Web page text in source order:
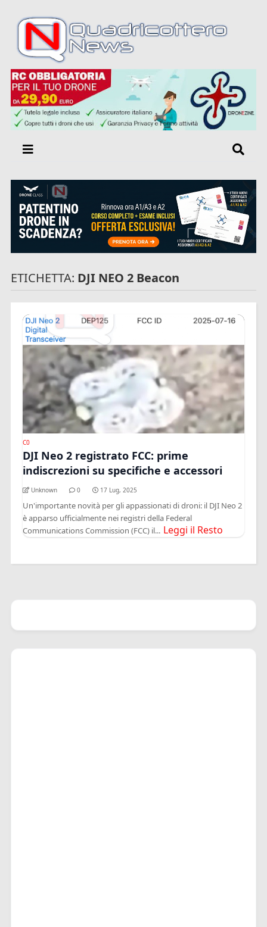
ETICHETTA: DJI NEO 2 Beacon
C0
DJI Neo 2 registrato FCC: prime
indiscrezioni su specifiche e accessori
Unknown 0 17 Lug, 2025
Un'importante novità per gli appassionati di droni: il DJI Neo 2
è apparso ufficialmente nei registri della Federal
Communications Commission (FCC) il... Leggi il Resto